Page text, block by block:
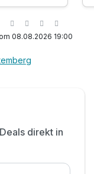
08.08.2026 19:00
direkt in